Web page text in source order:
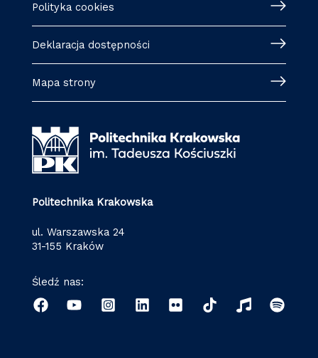
Polityka cookies
Deklaracja dostępności
Mapa strony
Politechnika Krakowska
ul. Warszawska 24
31-155 Kraków
Śledź nas: